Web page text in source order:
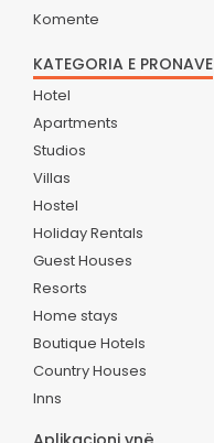
Komente
KATEGORIA E PRONAVE
Hotel
Apartments
Studios
Villas
Hostel
Holiday Rentals
Guest Houses
Resorts
Home stays
Boutique Hotels
Country Houses
Inns